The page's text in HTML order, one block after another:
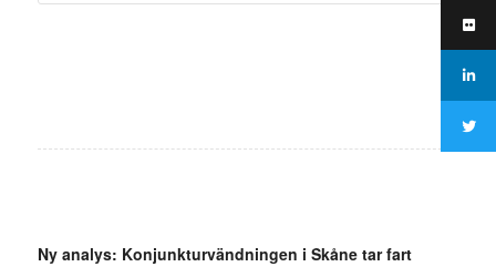
Ny analys: Konjunkturvändningen i Skåne tar fart